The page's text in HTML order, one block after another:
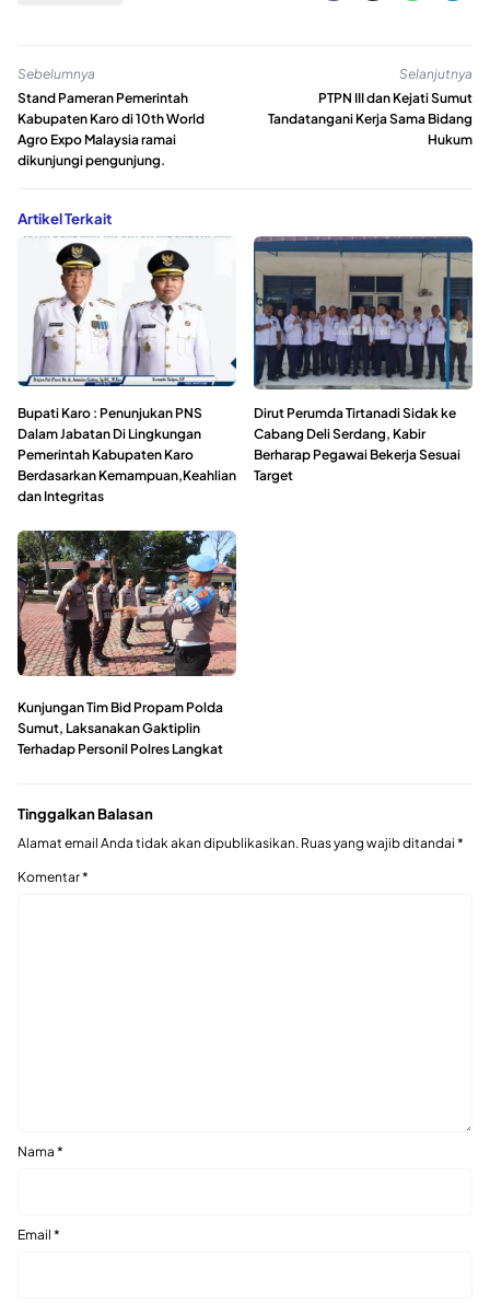
Sebelumnya
Stand Pameran Pemerintah
Kabupaten Karo di 10th World
Agro Expo Malaysia ramai
dikunjungi pengunjung.
Selanjutnya
PTPN III dan Kejati Sumut
Tandatangani Kerja Sama Bidang
Hukum
Artikel Terkait
Bupati Karo : Penunjukan PNS
Dalam Jabatan Di Lingkungan
Pemerintah Kabupaten Karo
Berdasarkan Kemampuan,Keahlian
dan Integritas
Dirut Perumda Tirtanadi Sidak ke
Cabang Deli Serdang, Kabir
Berharap Pegawai Bekerja Sesuai
Target
Kunjungan Tim Bid Propam Polda
Sumut, Laksanakan Gaktiplin
Terhadap Personil Polres Langkat
Tinggalkan Balasan
Alamat email Anda tidak akan dipublikasikan. Ruas yang wajib ditandai *
Komentar*
Nama *
Email *